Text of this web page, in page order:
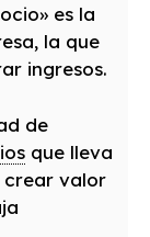
es la
la que
ingresos.
de
que lleva
crear valor